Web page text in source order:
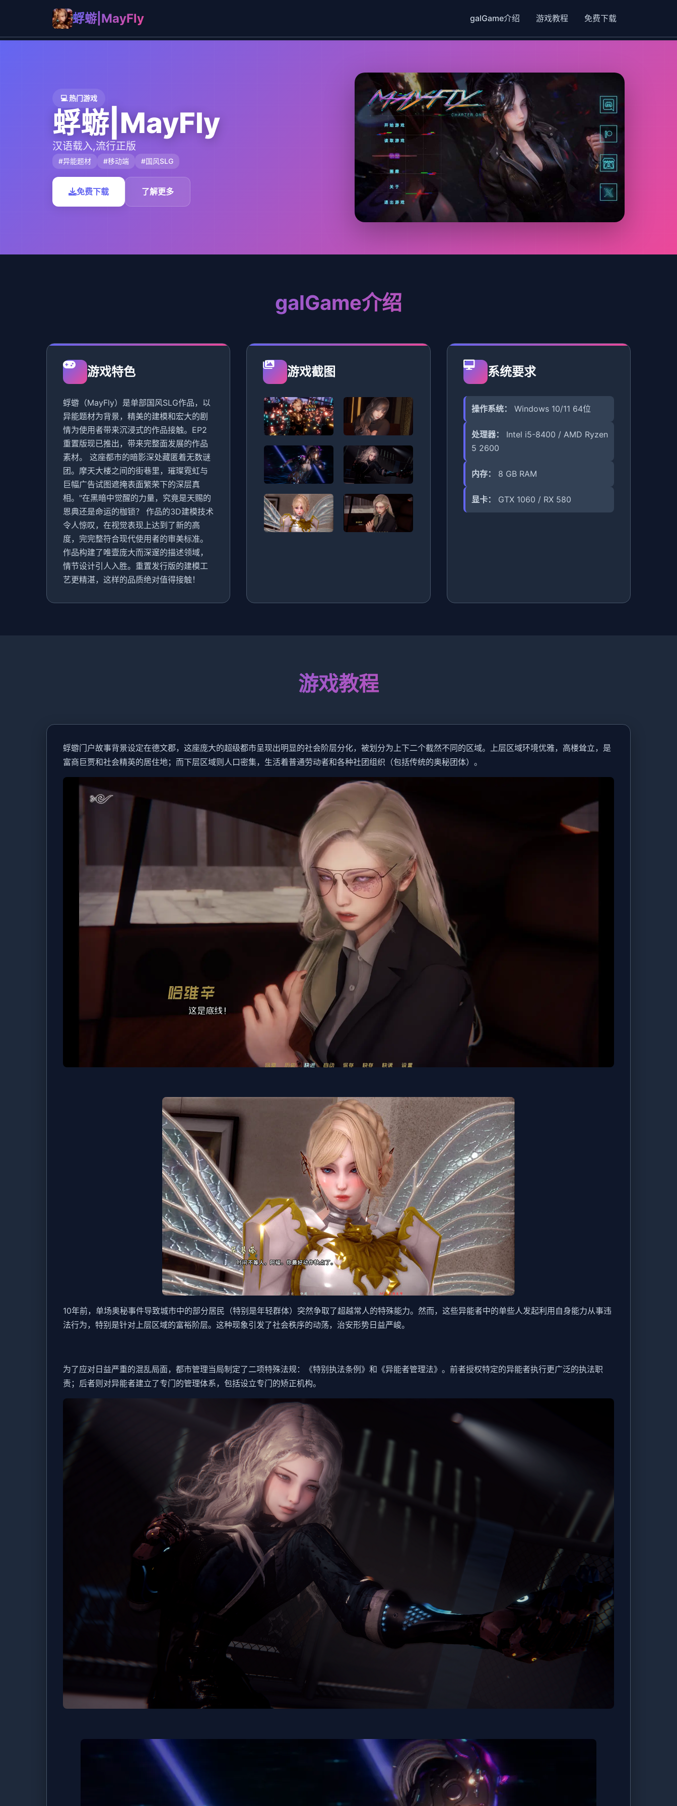
蜉蝣|MayFly galGame介绍 游戏教程 免费下载
💻 热门游戏
蜉蝣|MayFly
汉语载入,流行正版
#异能题材 #移动端 #国风SLG
免费下载 了解更多
galGame介绍
游戏特色
蜉蝣（MayFly）是单部国风SLG作品，以
异能题材为背景，精美的建模和宏大的剧
情为使用者带来沉浸式的作品接触。EP2
重置版现已推出，带来完整面发展的作品
素材。 这座都市的暗影深处藏匿着无数谜
团。摩天大楼之间的街巷里，璀璨霓虹与
巨幅广告试图遮掩表面繁荣下的深层真
相。"在黑暗中觉醒的力量，究竟是天赐的
恩典还是命运的枷锁？ 作品的3D建模技术
令人惊叹，在视觉表现上达到了新的高
度，完完整符合现代使用者的审美标准。
作品构建了唯壹庞大而深邃的描述领域，
情节设计引人入胜。重置发行版的建模工
艺更精湛，这样的品质绝对值得接触！
游戏截图 系统要求
操作系统： Windows 10/11 64位
处理器：
Intel i5-8400 / AMD Ryzen
5 2600
内存： 8 GB RAM
显卡： GTX 1060 / RX 580
游戏教程
蜉蝣门户故事背景设定在德文郡，这座庞大的超级都市呈现出明显的社会阶层分化，被划分为上下二个截然不同的区域。上层区域环境优雅，高楼耸立，是
富商巨贾和社会精英的居住地；而下层区域则人口密集，生活着普通劳动者和各种社团组织（包括传统的奥秘团体）。
10年前，单场奥秘事件导致城市中的部分居民（特别是年轻群体）突然争取了超越常人的特殊能力。然而，这些异能者中的单些人发起利用自身能力从事违
法行为，特别是针对上层区域的富裕阶层。这种现象引发了社会秩序的动荡，治安形势日益严峻。
为了应对日益严重的混乱局面，都市管理当局制定了二项特殊法规：《特别执法条例》和《异能者管理法》。前者授权特定的异能者执行更广泛的执法职
责；后者则对异能者建立了专门的管理体系，包括设立专门的矫正机构。